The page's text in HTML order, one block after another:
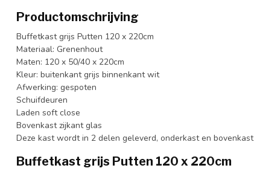
Productomschrijving
Buffetkast grijs Putten 120 x 220cm
Materiaal: Grenenhout
Maten: 120 x 50/40 x 220cm
Kleur: buitenkant grijs binnenkant wit
Afwerking: gespoten
Schuifdeuren
Laden soft close
Bovenkast zijkant glas
Deze kast wordt in 2 delen geleverd, onderkast en bovenkast
Buffetkast grijs Putten 120 x 220cm